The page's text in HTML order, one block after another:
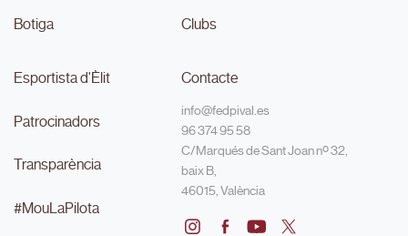
Botiga Clubs
Esportista d'Èlit
Patrocinadors
Transparència
#MouLaPilota
Contacte
info@fedpival.es
96 374 95 58
C/Marqués de Sant Joan nº 32,
baix B,
46015, València